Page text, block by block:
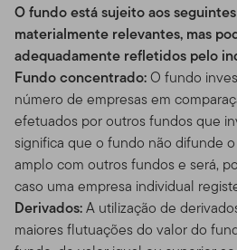
O fundo está sujeito aos
materialmente relevantes, mas
adequadamente refletidos pelo
Fundo concentrado:O fundo
número de empresas em
efetuados por outros fundos que
significa que o fundo não difunde
amplo com outros fundos e será,
caso uma empresa individual
Derivados:A utilização de
maiores flutuações do valor do